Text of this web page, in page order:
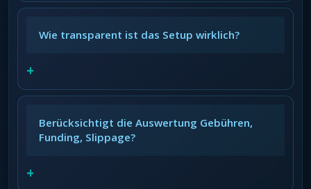
Wie transparent ist das Setup wirklich?
+
Berücksichtigt die Auswertung Gebühren,
Funding, Slippage?
+